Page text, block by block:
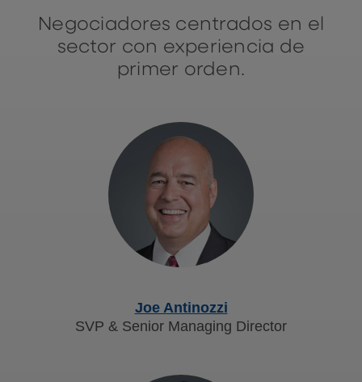
Negociadores centrados en el
sector con experiencia de
primer orden.
Joe Antinozzi
SVP & Senior Managing Director